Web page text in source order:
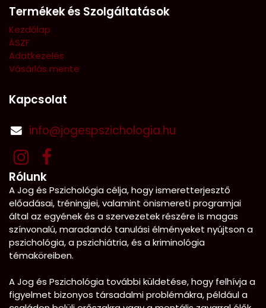
Termékek és Szolgáltatások
Kezdőlap
ÁSZF
Adatkezelés
Vásárlás mente
Kapcsolat
info@jogespszichologia.hu
Rólunk
A Jog és Pszichológia célja, hogy ismeretterjesztő
előadásai, tréningjei, valamint önismereti programjai
által az egyének és a szervezetek részére is magas
színvonalú, maradandó tanulási élményeket nyújtson a
pszichológia, a pszichiátria, és a kriminológia
témaköreiben.
A Jog és Pszichológia további küldetése, hogy felhívja a
figyelmet bizonyos társadalmi problémákra, például a